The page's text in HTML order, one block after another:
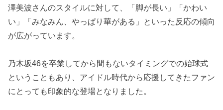
澤美波さんのスタイルに対して、「脚が長い」「かわい
い」「みなみん、やっぱり華がある」といった反応の傾向
が広がっています。
乃木坂46を卒業してから間もないタイミングでの始球式
ということもあり、アイドル時代から応援してきたファン
にとっても印象的な登場となりました。